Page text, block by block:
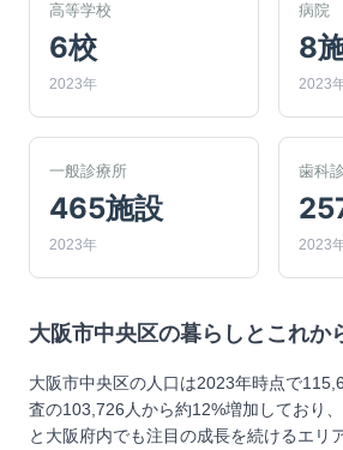
高等学校
6校
2023年
病院
8
2023
一般診療所
465施設
2023年
歯科
2023
大阪市中央区の暮らしとこれか
大阪市中央区の人口は2023年時点で
査の103,726人から約12%増加しており
と大阪府内でも注目の成長を続けるエリ